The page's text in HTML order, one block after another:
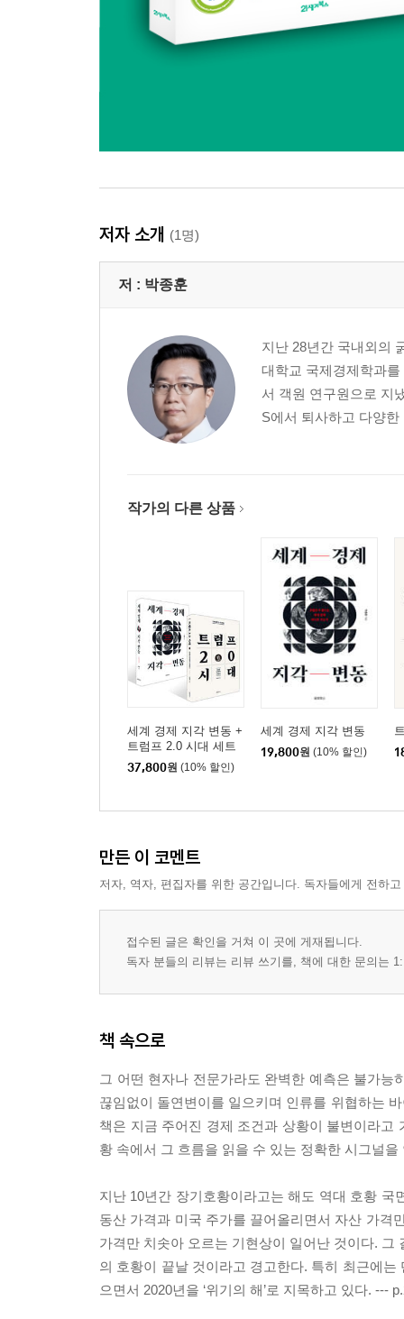
저자 소개 (1명)
저 : 박종훈
지난 28년간 국내외의
대학교 국제경제학과
서 객원 연구원으로 지
S에서 퇴사하고 다양
작가의 다른 상품
세계 경제 지각 변동 +
트럼프 2.0 시대 세트
37,800원 (10% 할인)
세계 경제 지각 변동
19,800원 (10% 할인)
만든 이 코멘트
저자, 역자, 편집자를 위한 공간입니다. 독자들에게 전하
접수된 글은 확인을 거쳐 이 곳에 게재됩니다.
독자 분들의 리뷰는 리뷰 쓰기를, 책에 대한 문의는
책 속으로
그 어떤 현자나 전문가라도 완벽한 예측은 불가
끊임없이 돌연변이를 일으키며 인류를 위협하는
책은 지금 주어진 경제 조건과 상황이 불변이라
황 속에서 그 흐름을 읽을 수 있는 정확한 시그널을
지난 10년간 장기호황이라고는 해도 역대 호황
동산 가격과 미국 주가를 끌어올리면서 자산 가격
가격만 치솟아 오르는 기현상이 일어난 것이다.
의 호황이 끝날 것이라고 경고한다. 특히 최근에
으면서 2020년을 ‘위기의 해’로 지목하고 있다. ---